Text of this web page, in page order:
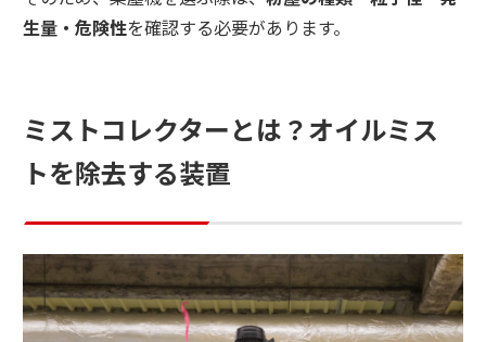
生量・危険性を確認する必要があります。
ミストコレクターとは？オイルミス
トを除去する装置